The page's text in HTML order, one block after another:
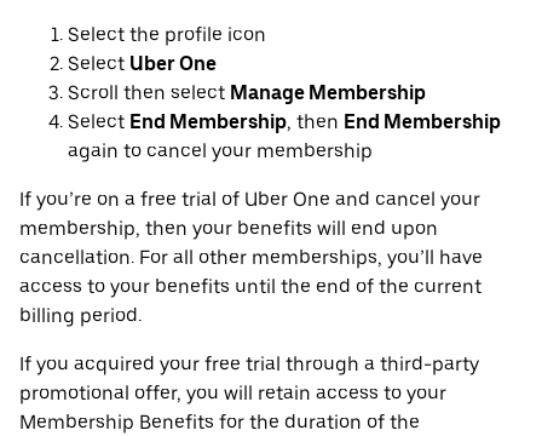
Select the profile icon
Select Uber One
Scroll then select Manage Membership
Select End Membership, then End Membership
again to cancel your membership
If you’re on a free trial of Uber One and cancel your
membership, then your benefits will end upon
cancellation. For all other memberships, you’ll have
access to your benefits until the end of the current
billing period.
If you acquired your free trial through a third-party
promotional offer, you will retain access to your
Membership Benefits for the duration of the